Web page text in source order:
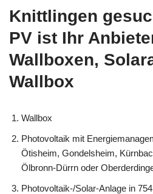
Knittlingen
PV ist Ihr
Wallboxen,
Wallbox
Wallbox
Photovoltaik mit
Ötisheim, Gondelsheim,
Ölbronn-Dürrn oder
Photovoltaik-/Solar-Anlage in